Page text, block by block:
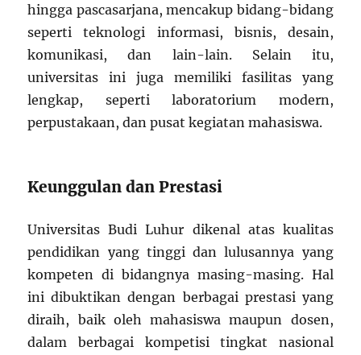
hingga pascasarjana, mencakup bidang-bidang
seperti teknologi informasi, bisnis, desain,
komunikasi, dan lain-lain. Selain itu,
universitas ini juga memiliki fasilitas yang
lengkap, seperti laboratorium modern,
perpustakaan, dan pusat kegiatan mahasiswa.
Keunggulan dan Prestasi
Universitas Budi Luhur dikenal atas kualitas
pendidikan yang tinggi dan lulusannya yang
kompeten di bidangnya masing-masing. Hal
ini dibuktikan dengan berbagai prestasi yang
diraih, baik oleh mahasiswa maupun dosen,
dalam berbagai kompetisi tingkat nasional